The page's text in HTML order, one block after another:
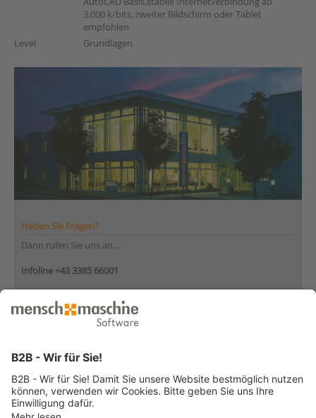
3.000 k/bits, zweiter Bildschirm oder Tablet
empfohlen
Level
Grundlagen
Haben Sie Fragen?
Dann rufen Sie uns an...
Infoline +43 3385 66001
von 08:30 bis 12:00 Uhr
und 12:30 bis 17:00 Uhr
von 08:30 bis 12:30 Uhr
... oder senden Sie uns Ihre Nachricht»